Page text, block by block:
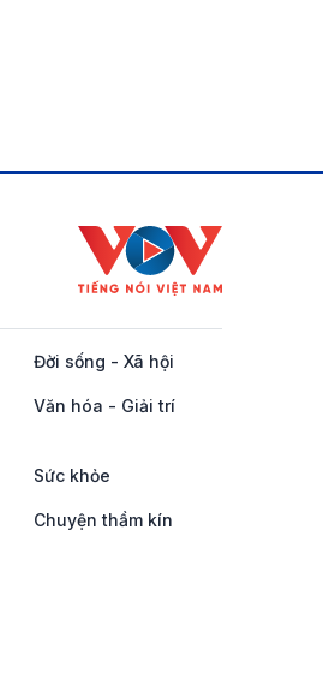
Đời sống - Xã hội
Văn hóa - Giải trí
Sức khỏe
Chuyện thầm kín